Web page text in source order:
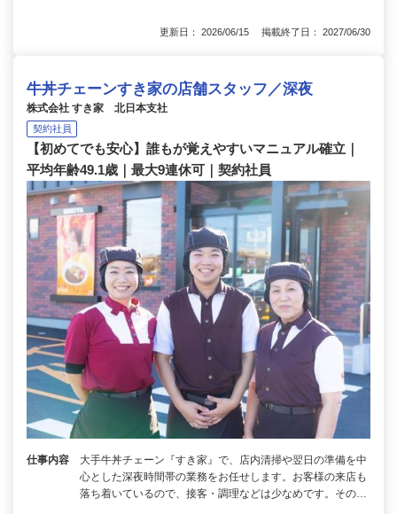
更新日： 2026/06/15 掲載終了日： 2027/06/30
牛丼チェーンすき家の店舗スタッフ／深夜
株式会社 すき家 北日本支社
契約社員
【初めてでも安心】誰もが覚えやすいマニュアル確立｜
平均年齢49.1歳｜最大9連休可｜契約社員
仕事内容
大手牛丼チェーン『すき家』で、店内清掃や翌日の準備を中
心とした深夜時間帯の業務をお任せします。お客様の来店も
落ち着いているので、接客・調理などは少なめです。その…